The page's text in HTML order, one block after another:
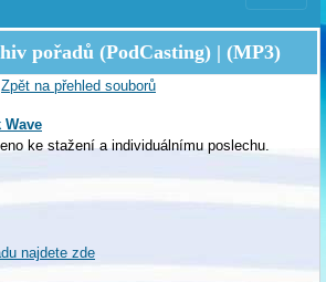
pořadů (PodCasting) | (MP3)
Zpět na přehled souborů
Wave
ke stažení a individuálnímu poslechu.
najdete zde